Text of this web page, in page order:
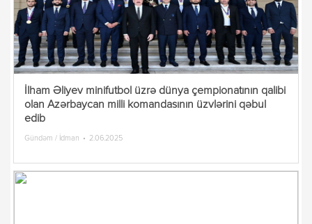
İlham Əliyev minifutbol üzrə dünya çempionatının qalibi
olan Azərbaycan milli komandasının üzvlərini qəbul
edib
Gündəm / İdman 2.06.2025